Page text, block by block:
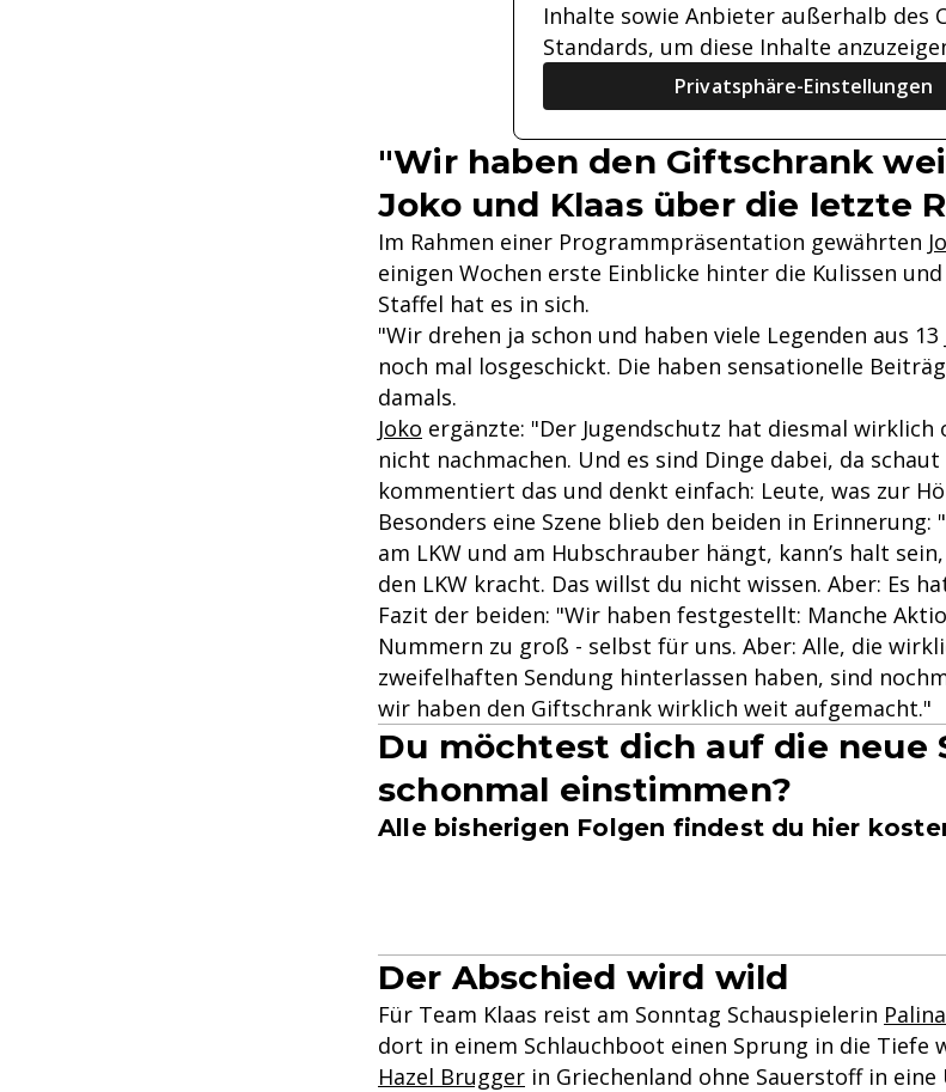
Inhalte sowie Anbieter außerhalb des
Standards, um diese Inhalte
Privatsphäre-Einstellungen
"Wir haben den Giftschrank
Joko und Klaas über die letzte
Im Rahmen einer Programmpräsentation gewährten
einigen Wochen erste Einblicke hinter die Kulissen
Staffel hat es in sich.
"Wir drehen ja schon und haben viele Legenden aus
noch mal losgeschickt. Die haben sensationelle
damals.
Joko ergänzte: "Der Jugendschutz hat diesmal
nicht nachmachen. Und es sind Dinge dabei, da
kommentiert das und denkt einfach: Leute, was zur
Besonders eine Szene blieb den beiden in Erinnerung:
am LKW und am Hubschrauber hängt, kann’s halt
den LKW kracht. Das willst du nicht wissen. Aber: Es
Fazit der beiden: "Wir haben festgestellt: Manche
Nummern zu groß - selbst für uns. Aber: Alle, die
zweifelhaften Sendung hinterlassen haben, sind
wir haben den Giftschrank wirklich weit aufgemacht."
Du möchtest dich auf die neue
schonmal einstimmen?
Alle bisherigen Folgen findest du hier
Der Abschied wird wild
Für Team Klaas reist am Sonntag Schauspielerin
dort in einem Schlauchboot einen Sprung in die Tiefe
Hazel Brugger in Griechenland ohne Sauerstoff in